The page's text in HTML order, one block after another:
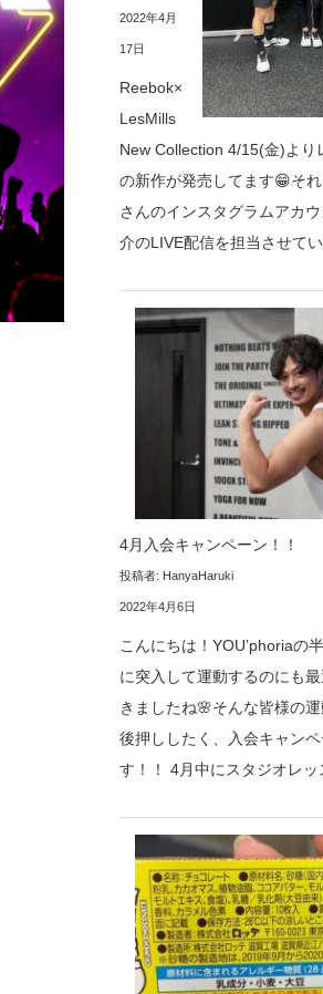
2022年4月
17日
Reebok×
LesMills
New Collection 4/15(金)より
の新作が発売してます😁そ
さんのインスタグラムアカ
介のLIVE配信を担当させて
4月入会キャンペーン！！
投稿者: HanyaHaruki
2022年4月6日
こんにちは！YOU’phoriaの
に突入して運動するのにも
きましたね🌸そんな皆様の
後押ししたく、入会キャン
す！！ 4月中にスタジオレ